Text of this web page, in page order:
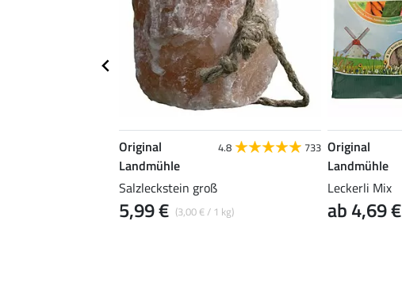
Original
Landmühle
4.8 733
Salzleckstein groß
(3,00 € / 1 kg)
5,99 €
Original
Landmühle
Leckerli Mix
ab 4,69 €